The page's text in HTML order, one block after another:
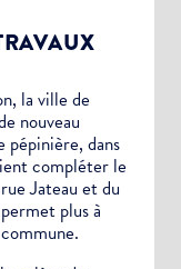
la ville de
nouveau
pépinière, dans
compléter le
Jateau et du
plus à